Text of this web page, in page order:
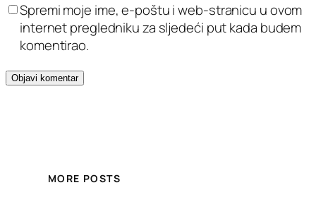
Spremi moje ime, e-poštu i web-stranicu u ovom
internet pregledniku za sljedeći put kada budem
komentirao.
MORE POSTS